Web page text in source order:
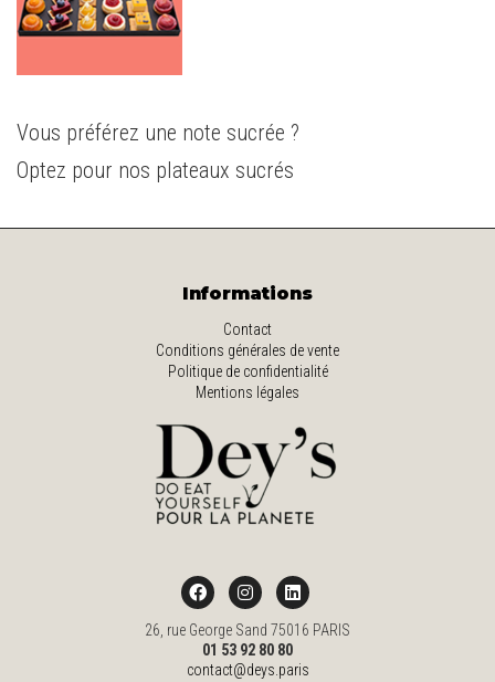
Vous préférez une note sucrée ?
Optez pour nos plateaux sucrés
Informations
Contact
Conditions générales de vente
Politique de confidentialité
Mentions légales
26, rue George Sand 75016 PARIS
01 53 92 80 80
contact@deys.paris